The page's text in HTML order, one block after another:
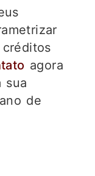
agora
sua
de